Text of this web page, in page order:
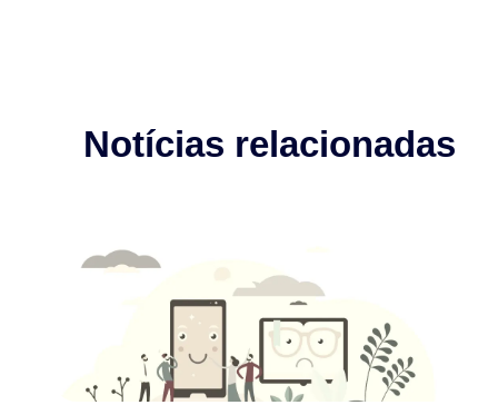
Notícias relacionadas